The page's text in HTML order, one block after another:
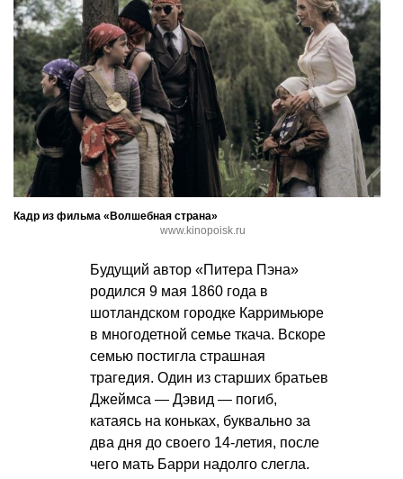
Кадр из фильма «Волшебная страна»
www.kinopoisk.ru
Будущий автор «Питера Пэна»
родился 9 мая 1860 года в
шотландском городке Карримьюре
в многодетной семье ткача. Вскоре
семью постигла страшная
трагедия. Один из старших братьев
Джеймса — Дэвид — погиб,
катаясь на коньках, буквально за
два дня до своего 14-летия, после
чего мать Барри надолго слегла.